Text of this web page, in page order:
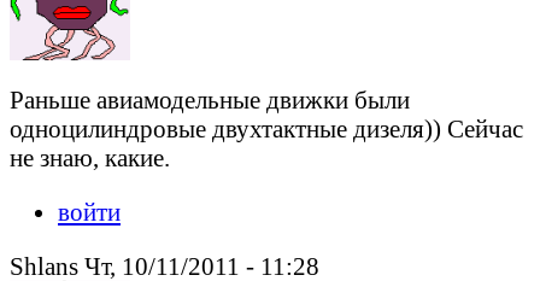
Раньше авиамодельные движки были
одноцилиндровые двухтактные дизеля)) Сейчас
не знаю, какие.
войти
Shlans Чт, 10/11/2011 - 11:28